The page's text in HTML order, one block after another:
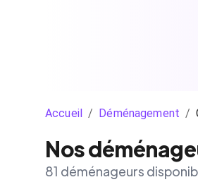
Accueil / Déménagement /
Nos
81 déménageurs